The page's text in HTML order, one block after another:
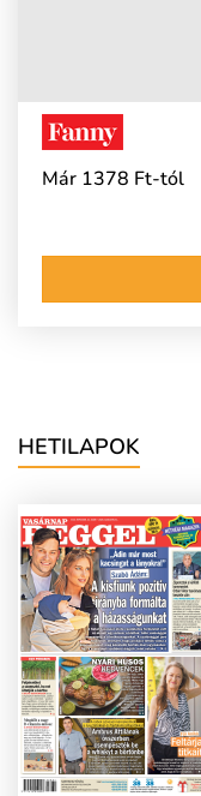
Már 1378 Ft-tól
HETILAPOK